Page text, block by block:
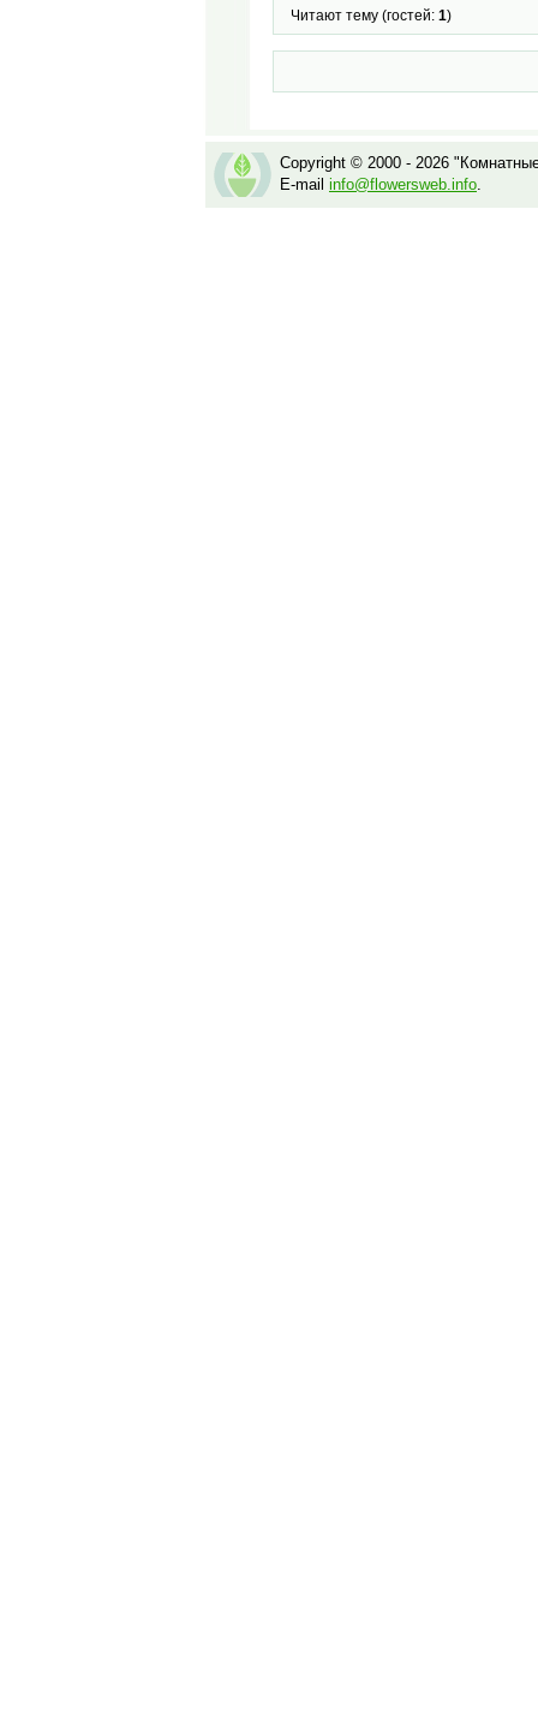
Читают тему (гостей: 1)
Copyright © 2000 - 2026
E-mail info@flowersweb.info.